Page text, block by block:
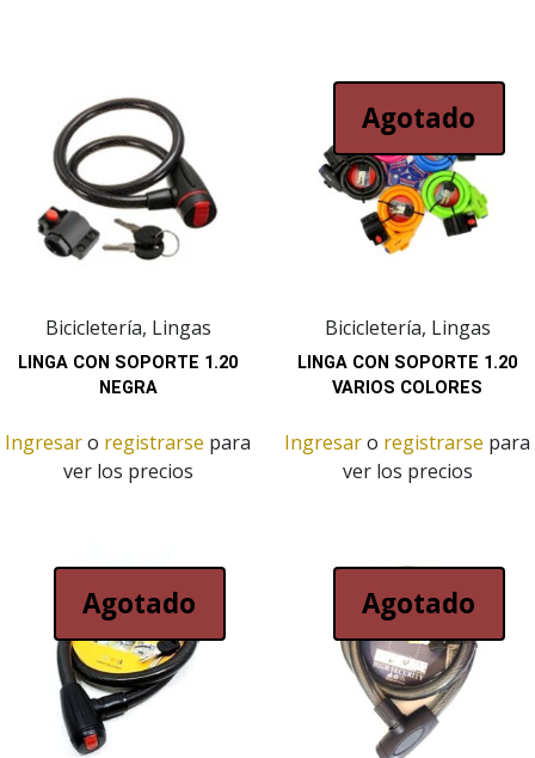
Bicicletería, Lingas
LINGA CON SOPORTE 1.20
NEGRA
Ingresaro registrarse para
ver los precios
Agotado
Bicicletería, Lingas
LINGA CON SOPORTE 1.20
VARIOS COLORES
Ingresaro registrarse para
ver los precios
Agotado Agotado